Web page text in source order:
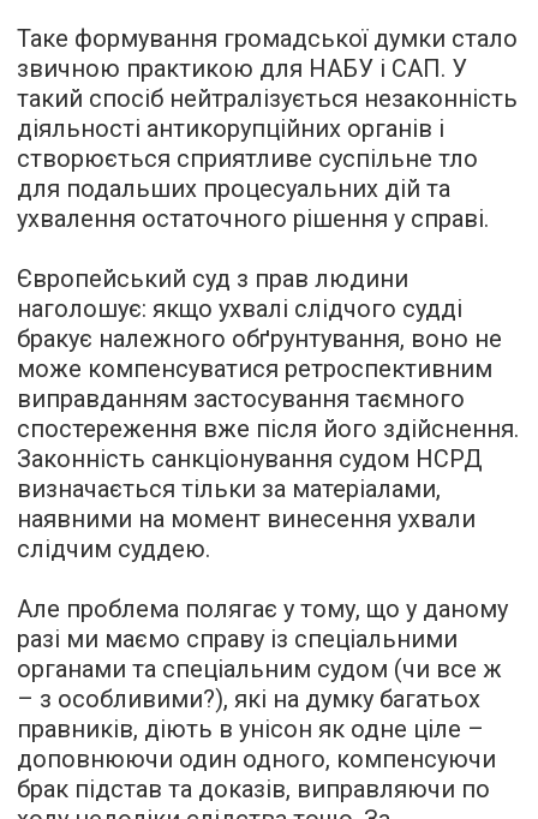
Таке формування громадської думки стало
звичною практикою для НАБУ і САП. У
такий спосіб нейтралізується незаконність
діяльності антикорупційних органів і
створюється сприятливе суспільне тло
для подальших процесуальних дій та
ухвалення остаточного рішення у справі.
Європейський суд з прав людини
наголошує: якщо ухвалі слідчого судді
бракує належного обґрунтування, воно не
може компенсуватися ретроспективним
виправданням застосування таємного
спостереження вже після його здійснення.
Законність санкціонування судом НСРД
визначається тільки за матеріалами,
наявними на момент винесення ухвали
слідчим суддею.
Але проблема полягає у тому, що у даному
разі ми маємо справу із спеціальними
органами та спеціальним судом (чи все ж
– з особливими?), які на думку багатьох
правників, діють в унісон як одне ціле –
доповнюючи один одного, компенсуючи
брак підстав та доказів, виправляючи по